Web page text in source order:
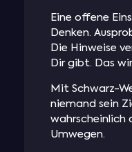
Eine offene
Denken.
Die Hinweise
Dir gibt. Das
Mit Schwarz-
niemand sein
wahrscheinlich
Umwegen.